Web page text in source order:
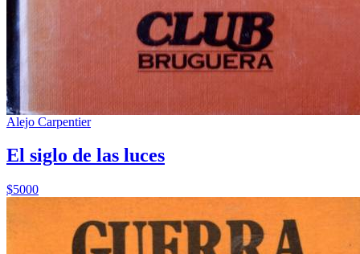
Alejo Carpentier
El siglo de las luces
$5000